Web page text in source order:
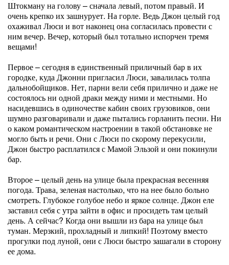
Штокману на голову – сначала левый, потом правый. И
очень крепко их зашнурует. На горле. Ведь Джон целый год
охаживал Люси и вот наконец она согласилась провести с
ним вечер. Вечер, который был тотально испорчен тремя
вещами!
Первое – сегодня в единственный приличный бар в их
городке, куда Джонни пригласил Люси, завалилась толпа
дальнобойщиков. Нет, парни вели себя прилично и даже не
состоялось ни одной драки между ними и местными. Но
насидевшись в одиночестве кабин своих грузовиков, они
шумно разговаривали и даже пытались горланить песни. Ни
о каком романтическом настроении в такой обстановке не
могло быть и речи. Они с Люси по скорому перекусили,
Джон быстро расплатился с Мамой Эльзой и они покинули
бар.
Второе – целый день на улице была прекрасная весенняя
погода. Трава, зеленая настолько, что на нее было больно
смотреть. Глубокое голубое небо и яркое солнце. Джон еле
заставил себя с утра зайти в офис и просидеть там целый
день. А сейчас? Когда они вышли из бара на улице был
туман. Мерзкий, прохладный и липкий! Поэтому вместо
прогулки под луной, они с Люси быстро зашагали в сторону
ее дома.